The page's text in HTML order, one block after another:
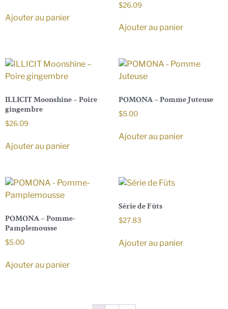
Ajouter au panier
$26.09
Ajouter au panier
ILLICIT Moonshine – Poire
gingembre
$26.09
Ajouter au panier
POMONA – Pomme Juteuse
$5.00
Ajouter au panier
POMONA – Pomme-
Pamplemousse
$5.00
Ajouter au panier
Série de Fûts
$27.83
Ajouter au panier